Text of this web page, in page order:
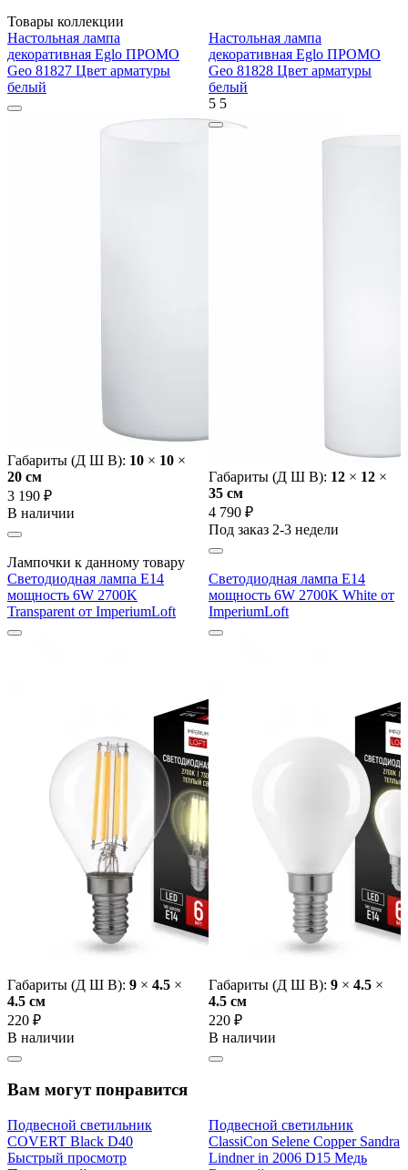
Товары коллекции
Настольная лампа
декоративная Eglo ПРОМО
Geo 81827 Цвет арматуры
белый
Габариты (Д Ш В): 10 × 10 ×
20 cм
3 190 ₽
В наличии
Настольная лампа
декоративная Eglo ПРОМО
Geo 81828 Цвет арматуры
белый
5 5
Габариты (Д Ш В): 12 × 12 ×
35 cм
4 790 ₽
Под заказ 2-3 недели
Лампочки к данному товару
Светодиодная лампа E14
мощность 6W 2700K
Transparent от ImperiumLoft
Габариты (Д Ш В): 9 × 4.5 ×
4.5 cм
220 ₽
В наличии
Светодиодная лампа E14
мощность 6W 2700K White от
ImperiumLoft
Габариты (Д Ш В): 9 × 4.5 ×
4.5 cм
220 ₽
В наличии
Вам могут понравится
Подвесной светильник
COVERT Black D40
Быстрый просмотр
Подвесной светильник
ClassiCon Selene Сopper Sandra
Lindner in 2006 D15 Медь